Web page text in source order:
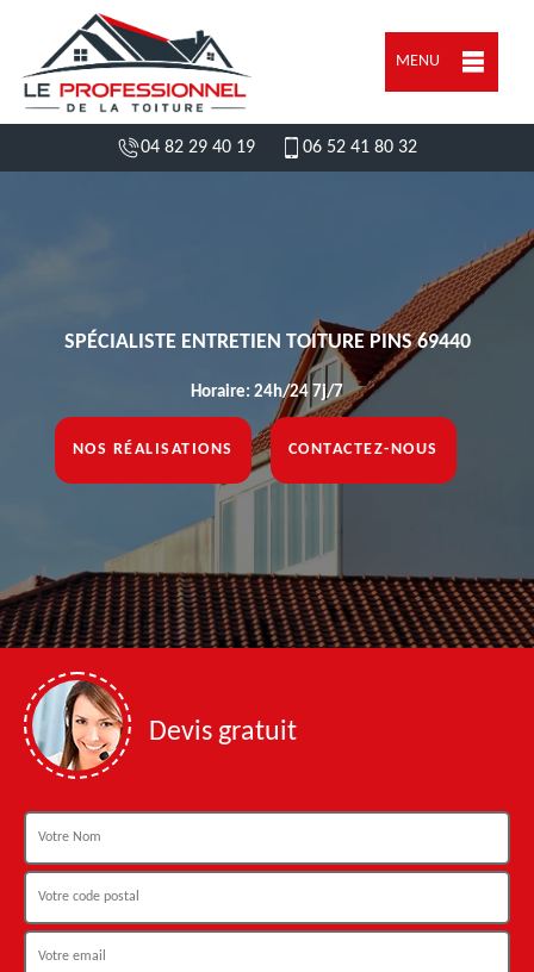
MENU
04 82 29 40 19 06 52 41 80 32
SPÉCIALISTE ENTRETIEN TOITURE PINS 69440
Horaire: 24h/24 7j/7
NOS RÉALISATIONS CONTACTEZ-NOUS
Devis gratuit